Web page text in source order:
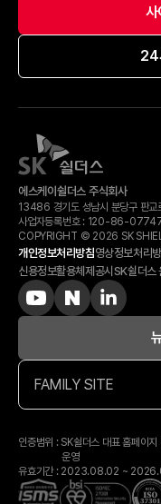
사
24
에스케이쉴더스 주식회사
13486 경기도 성남시 분당구 판
사업자등록번호 : 120-​86-​
COPYRIGHT © 2026 SK
개인정보처리방침영상정보처리
신용정보활용체제공시 SK쉴더스
FAMILY SITE
인증범위 : SK쉴더스 대표 홈페이
운영
유효기간 : 2023.08.02 ~